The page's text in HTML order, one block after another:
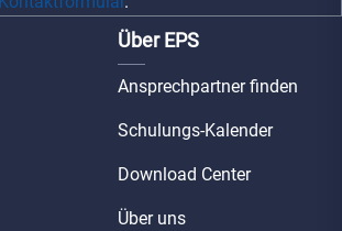
Über EPS
Ansprechpartner finden
Schulungs-Kalender
Download Center
Über uns